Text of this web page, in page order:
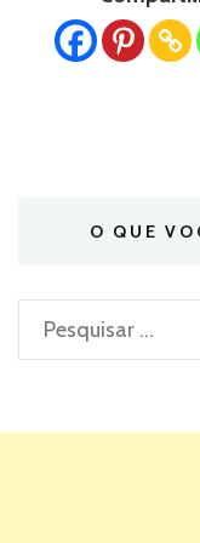
O QUE
Pesquisar
por: